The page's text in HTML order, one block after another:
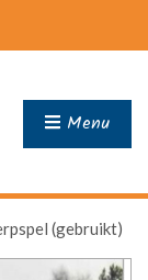
Menu
(gebruikt)